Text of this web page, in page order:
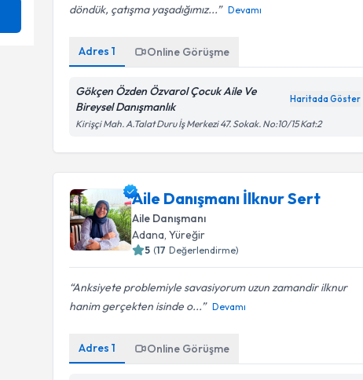
döndük, çatışma yaşadığımız...
Devamı
Adres1 Online Görüşme
Gökçen Özden Özvarol Çocuk Aile Ve
Bireysel Danışmanlık
Haritada Göster
Kirişçi Mah. A.Talat Duru İş Merkezi 47. Sokak. No:10/15 Kat:2
Aile Danışmanı İlknur Sert
Aile Danışmanı
Adana, Yüreğir
5 (17 Değerlendirme)
Anksiyete problemiyle savasiyorum uzun zamandir ilknur
hanim gerçekten isinde o...
Devamı
Adres1 Online Görüşme